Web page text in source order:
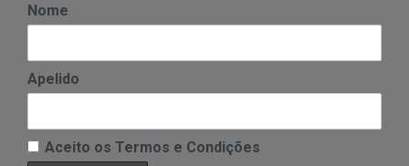
Nome
Apelido
Aceito os Termos e Condições